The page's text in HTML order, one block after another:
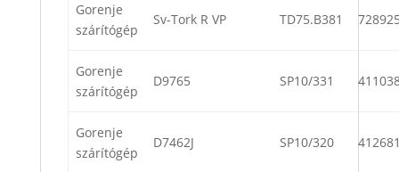
Gorenje
szárítógép
Sv-Tork R VP TD75.B381
Gorenje
szárítógép
D9765 SP10/331
Gorenje
szárítógép
D7462J SP10/320